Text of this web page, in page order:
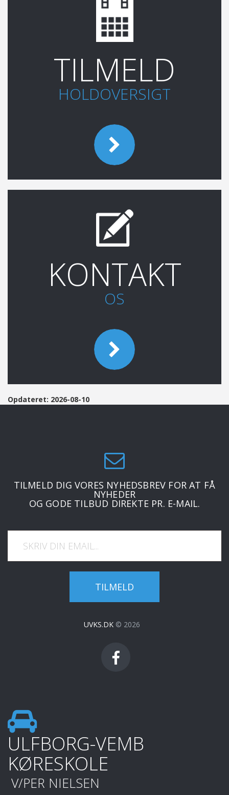
TILMELD
HOLDOVERSIGT
KONTAKT
OS
Opdateret: 2026-08-10
TILMELD DIG VORES NYHEDSBREV FOR AT FÅ
NYHEDER
OG GODE TILBUD DIREKTE PR. E-MAIL.
TILMELD
UVKS.DK © 2026
ULFBORG-VEMB
KØRESKOLE
V/PER NIELSEN